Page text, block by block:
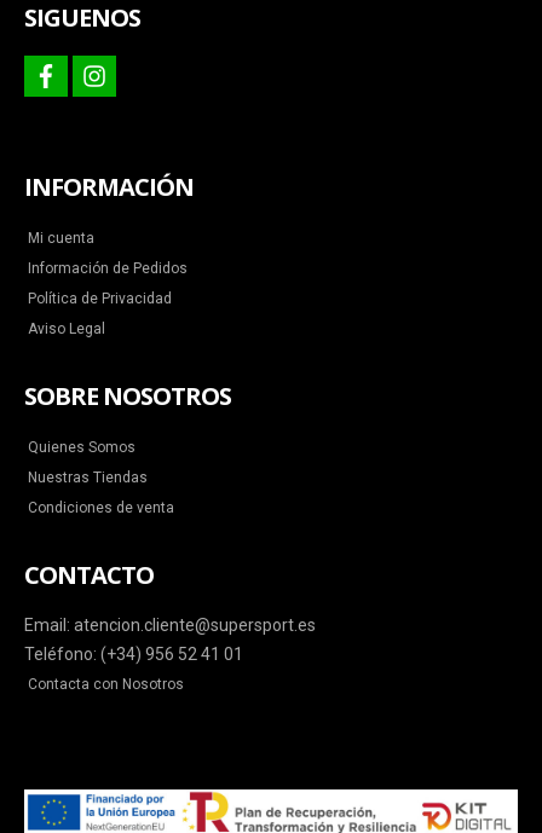
SIGUENOS
facebookinstagram
INFORMACIÓN
Mi cuenta
Información de Pedidos
Política de Privacidad
Aviso Legal
SOBRE NOSOTROS
Quienes Somos
Nuestras Tiendas
Condiciones de venta
CONTACTO
Email: atencion.cliente@supersport.es
Teléfono: (+34) 956 52 41 01
Contacta con Nosotros